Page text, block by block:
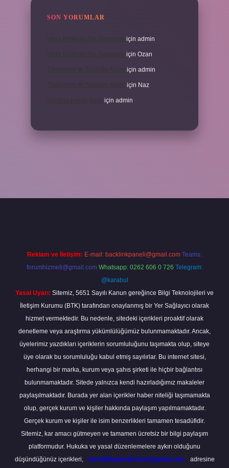
SON YORUMLAR
için admin
için Ozan
için admin
için Naz
için admin
Reklam ve İletişim: E-mail: backlinkpaneli@gmail.com Teams:
forumhizmeti@gmail.com Whatsapp: 0262 606 0 726 Telegram:
@karabul
Yasal Uyarı: Sitemiz, 5651 Sayılı Kanun gereğince Bilgi Teknolojileri ve
İletişim Kurumu (BTK) tarafından onaylanmış bir Yer Sağlayıcı olarak
hizmet vermektedir. Bu nedenle, sitedeki içerikleri proaktif olarak
denetleme veya araştırma yükümlülüğümüz bulunmamaktadır. Ancak,
üyelerimiz yazdıkları içeriklerin sorumluluğunu taşımakta olup, siteye
üye olarak bu sorumluluğu kabul etmiş sayılırlar. Bu internet sitesi,
herhangi bir marka, kurum veya şahıs şirketi ile hiçbir bağlantısı
bulunmamaktadır. Sitede yalnızca kendi hazırladığımız makaleler
paylaşılmaktadır. Burada yer alan içerikler haber niteliği taşımamakta
olup, gerçek kurum ve kişiler hakkında paylaşım yapılmamaktadır.
Gerçek kurum ve kişiler ile isim benzerlikleri tamamen tesadüfidir.
Sitemiz, kar amacı gütmeyen ve tamamen ücretsiz bir bilgi paylaşım
platformudur. Hukuka ve yasal düzenlemelere aykırı olduğunu
düşündüğünüz içerikleri,
backlinkpanelicomtr@gmail.com adresine